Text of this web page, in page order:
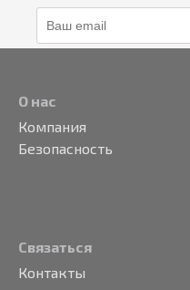
О нас
Компания
Безопасность
Связаться
Контакты